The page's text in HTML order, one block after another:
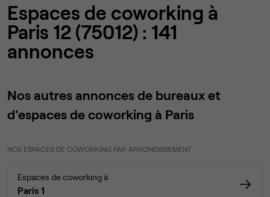
Espaces de coworking à
Paris 12 (75012) : 141
annonces
Nos autres annonces de bureaux et
d'espaces de coworking à Paris
NOS ESPACES DE COWORKING PAR ARRONDISSEMENT
Espaces de coworking à
Paris 1